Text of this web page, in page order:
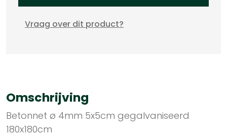
Vraag over dit product?
Omschrijving
Betonnet ø 4mm 5x5cm gegalvaniseerd
180x180cm